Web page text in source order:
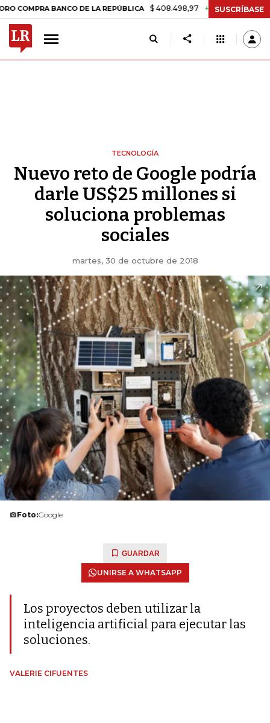
BANCO DE LA REPÚBLICA $ 408.498,97 +$ 8.753,81 +2,19%
SUSCRÍBASE
TECNOLOGÍA
Nuevo reto de Google podría
darle US$25 millones si
soluciona problemas
sociales
martes, 30 de octubre de 2018
Foto:Google
GUARDAR
UNIRSE A WHATSAPP
Los proyectos deben utilizar la
inteligencia artificial para ejecutar las
soluciones.
VALERIE CIFUENTES